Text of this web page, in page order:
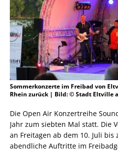
Sommerkonzerte im Freibad von
Rhein zurück | Bild: © Stadt Eltville
Die Open Air Konzertreihe
Jahr zum siebten Mal statt. Die
an Freitagen ab dem 10. Juli bis
abendliche Auftritte im